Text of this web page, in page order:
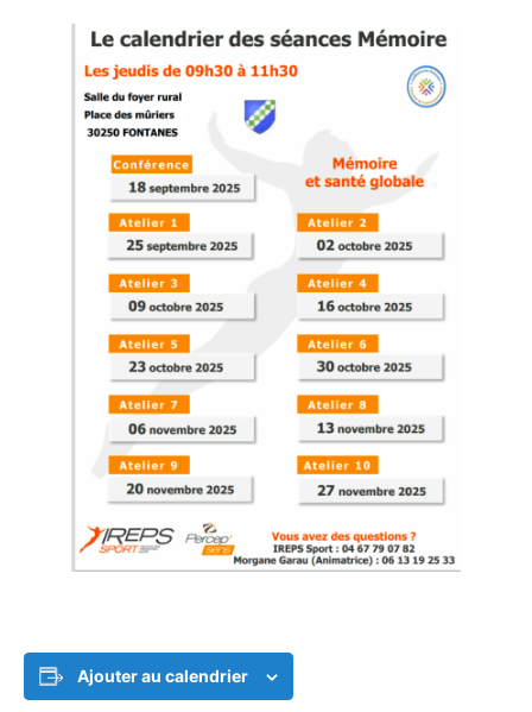
Ajouter au calendrier